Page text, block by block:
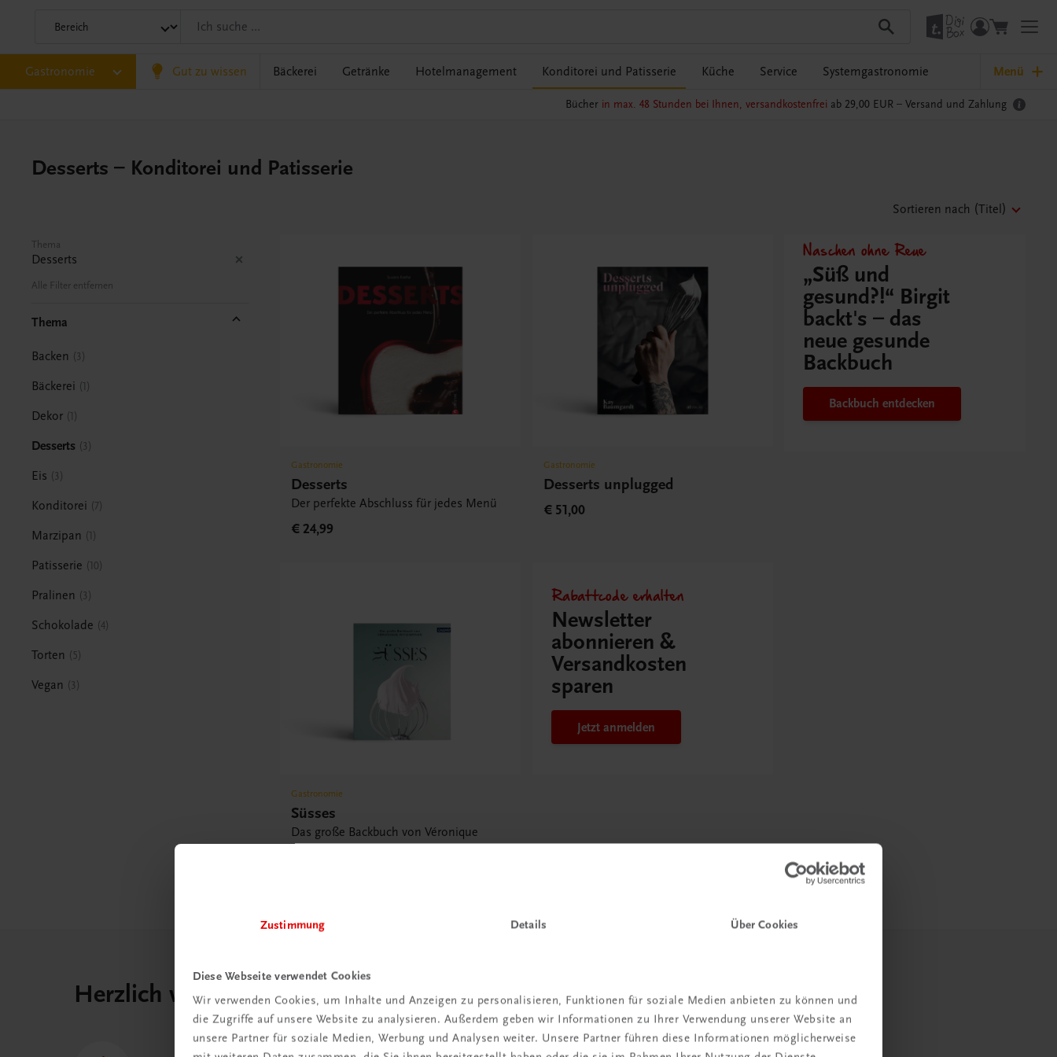
Zustimmung Details Über Cookies
Diese Webseite verwendet Cookies
Wir verwenden Cookies, um Inhalte und Anzeigen zu personalisieren, Funktionen für soziale Medien anbieten zu können und
die Zugriffe auf unsere Website zu analysieren. Außerdem geben wir Informationen zu Ihrer Verwendung unserer Website an
unsere Partner für soziale Medien, Werbung und Analysen weiter. Unsere Partner führen diese Informationen möglicherweise
Gastronomie Gut zu wissen Bäckerei Getränke Hotelmanagement Konditorei und Patisserie Küche Service Systemgastronomie Menü
Bücher in max. 48 Stunden bei Ihnen, versandkostenfrei ab 29,00 EUR – Versand und Zahlung
Desserts – Konditorei und Patisserie
Sortieren nach (Titel)
Thema
Desserts
Alle Filter entfernen
Thema
Backen 3
Bäckerei 1
Dekor 1
Desserts 3
Eis 3
Konditorei 7
Marzipan 1
Patisserie 10
Pralinen 3
Schokolade 4
Torten 5
Vegan 3
Gastronomie
Desserts
Der perfekte Abschluss für jedes Menü
€ 24,99
Gastronomie
Desserts unplugged
€ 51,00
Naschen ohne Reue
„Süß und
gesund?!“ Birgit
backt's – das
neue gesunde
Backbuch
Backbuch entdecken
Gastronomie
Süsses
Das große Backbuch von Véronique
Rabattcode erhalten
Newsletter
abonnieren &
Versandkosten
sparen
Jetzt anmelden
Herzlich willkommen bei TRAUNER!